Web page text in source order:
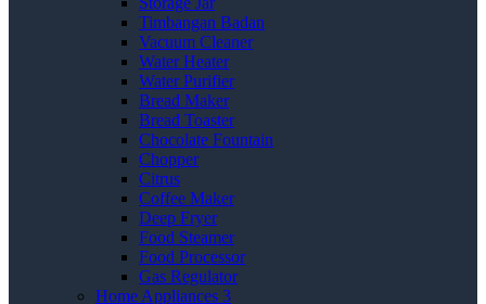
Timbangan Badan
Vacuum Cleaner
Water Heater
Water Purifier
Bread Maker
Bread Toaster
Chocolate Fountain
Chopper
Citrus
Coffee Maker
Deep Fryer
Food Steamer
Food Processor
Gas Regulator
Home Appliances 3